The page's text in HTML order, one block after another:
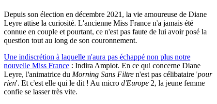
Depuis son élection en décembre 2021, la vie amoureuse de Diane
Leyre attise la curiosité. L'ancienne Miss France n'a jamais été
connue en couple et pourtant, ce n'est pas faute de lui avoir posé la
question tout au long de son couronnement.
Une indiscrétion à laquelle n'aura pas échappé non plus notre
nouvelle Miss France : Indira Ampiot. En ce qui concerne Diane
Leyre, l'animatrice du Morning Sans Filtre n'est pas célibataire 'pour
rien'. Et c'est elle qui le dit ! Au micro d'Europe 2, la jeune femme
confie se lasser très vite.